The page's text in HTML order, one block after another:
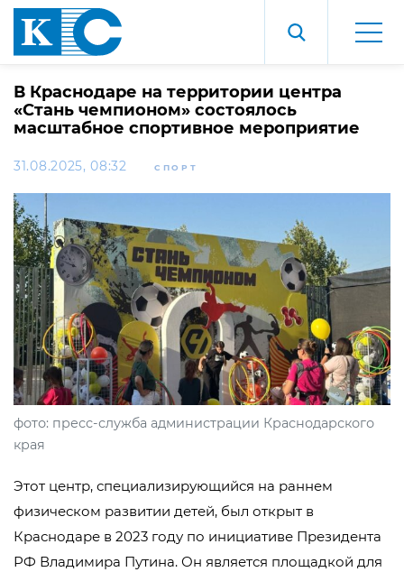
В Краснодаре на территории центра
«Стань чемпионом» состоялось
масштабное спортивное мероприятие
31.08.2025, 08:32 СПОРТ
фото: пресс-служба администрации Краснодарского
края
Этот центр, специализирующийся на раннем
физическом развитии детей, был открыт в
Краснодаре в 2023 году по инициативе Президента
РФ Владимира Путина. Он является площадкой для